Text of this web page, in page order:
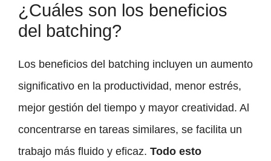
¿Cuáles son los beneficios
del batching?
Los beneficios del batching incluyen un aumento
significativo en la productividad, menor estrés,
mejor gestión del tiempo y mayor creatividad. Al
concentrarse en tareas similares, se facilita un
trabajo más fluido y eficaz. Todo esto